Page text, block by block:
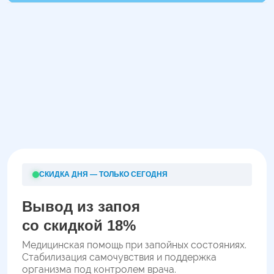
СКИДКА ДНЯ — ТОЛЬКО СЕГОДНЯ
Вывод из запоя
со скидкой 18%
Медицинская помощь при запойных состояниях.
Стабилизация самочувствия и поддержка
организма под контролем врача.